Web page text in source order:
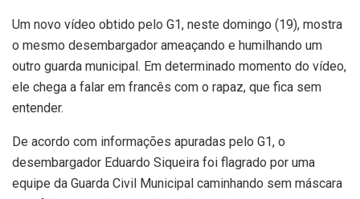
Um novo vídeo obtido pelo G1, neste domingo (19), mostra
o mesmo desembargador ameaçando e humilhando um
outro guarda municipal. Em determinado momento do vídeo,
ele chega a falar em francês com o rapaz, que fica sem
entender.
De acordo com informações apuradas pelo G1, o
desembargador Eduardo Siqueira foi flagrado por uma
equipe da Guarda Civil Municipal caminhando sem máscara